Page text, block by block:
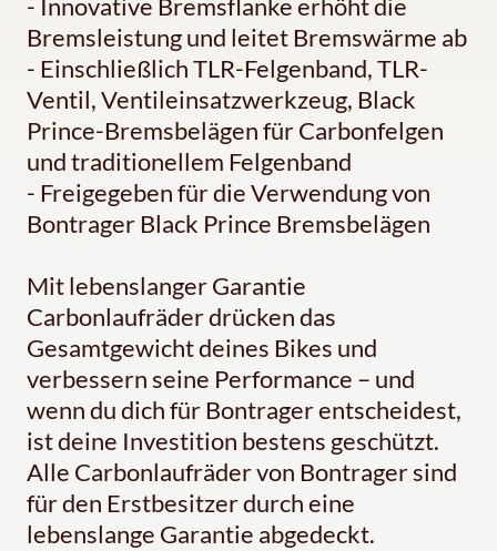
- Innovative Bremsflanke erhöht die
Bremsleistung und leitet Bremswärme ab
- Einschließlich TLR-Felgenband, TLR-
Ventil, Ventileinsatzwerkzeug, Black
Prince-Bremsbelägen für Carbonfelgen
und traditionellem Felgenband
- Freigegeben für die Verwendung von
Bontrager Black Prince Bremsbelägen
Mit lebenslanger Garantie
Carbonlaufräder drücken das
Gesamtgewicht deines Bikes und
verbessern seine Performance – und
wenn du dich für Bontrager entscheidest,
ist deine Investition bestens geschützt.
Alle Carbonlaufräder von Bontrager sind
für den Erstbesitzer durch eine
lebenslange Garantie abgedeckt.